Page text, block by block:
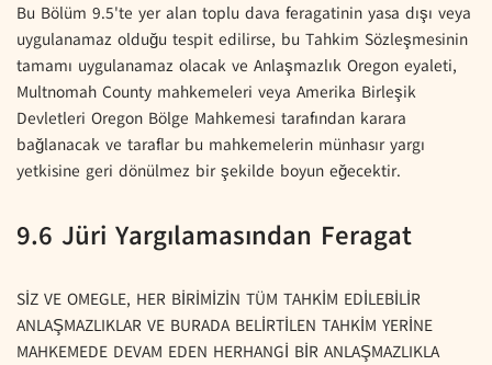
Bu Bölüm 9.5'te yer alan toplu dava feragatinin yasa dışı veya
uygulanamaz olduğu tespit edilirse, bu Tahkim Sözleşmesinin
tamamı uygulanamaz olacak ve Anlaşmazlık Oregon eyaleti,
Multnomah County mahkemeleri veya Amerika Birleşik
Devletleri Oregon Bölge Mahkemesi tarafından karara
bağlanacak ve taraflar bu mahkemelerin münhasır yargı
yetkisine geri dönülmez bir şekilde boyun eğecektir.
9.6 Jüri Yargılamasından Feragat
SİZ VE OMEGLE, HER BİRİMİZİN TÜM TAHKİM EDİLEBİLİR
ANLAŞMAZLIKLAR VE BURADA BELİRTİLEN TAHKİM YERİNE
MAHKEMEDE DEVAM EDEN HERHANGİ BİR ANLAŞMAZLIKLA